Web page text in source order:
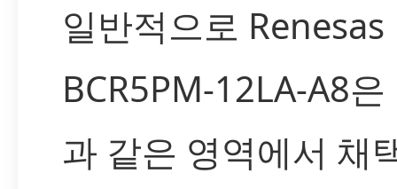
일반적으로 Renesas
BCR5PM-12LA-A8
과 같은 영역에서 채